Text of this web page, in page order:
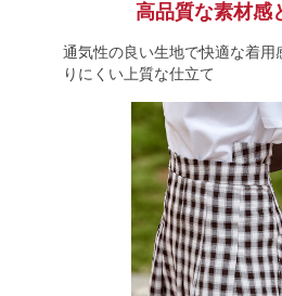
高品質な素材感
通気性の良い生地で快適な着用
りにくい上質な仕立て